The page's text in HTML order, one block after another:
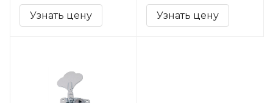
Узнать цену Узнать цену